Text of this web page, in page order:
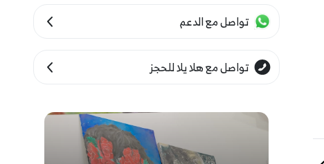
تواصل مع الدعم
تواصل مع هلا يلا للحجز